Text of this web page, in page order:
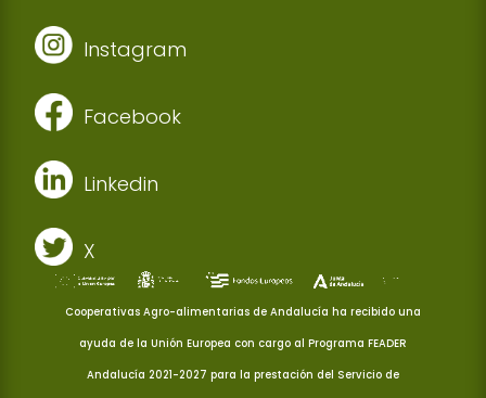
Instagram
Facebook
Linkedin
X
Cooperativas Agro-alimentarias de Andalucía ha recibido una
ayuda de la Unión Europea con cargo al Programa FEADER
Andalucía 2021-2027 para la prestación del Servicio de